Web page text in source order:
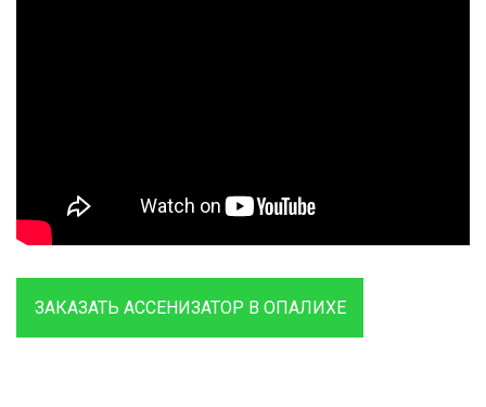
ЗАКАЗАТЬ АССЕНИЗАТОР В ОПАЛИХЕ